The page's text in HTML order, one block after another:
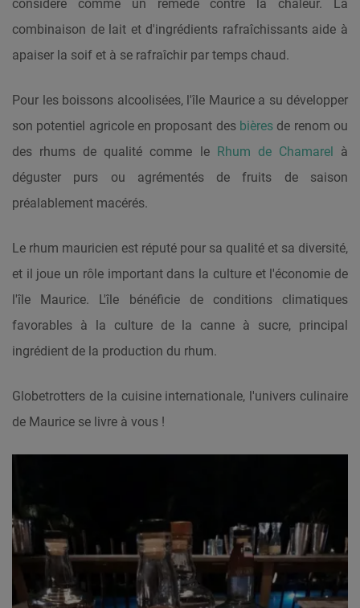
considéré comme un remède contre la chaleur. La
combinaison de lait et d'ingrédients rafraîchissants aide à
apaiser la soif et à se rafraîchir par temps chaud.
Pour les boissons alcoolisées, l'île Maurice a su développer
son potentiel agricole en proposant des bières de renom ou
des rhums de qualité comme le Rhum de Chamarel à
déguster purs ou agrémentés de fruits de saison
préalablement macérés.
Le rhum mauricien est réputé pour sa qualité et sa diversité,
et il joue un rôle important dans la culture et l'économie de
l'île Maurice. L'île bénéficie de conditions climatiques
favorables à la culture de la canne à sucre, principal
ingrédient de la production du rhum.
Globetrotters de la cuisine internationale, l'univers culinaire
de Maurice se livre à vous !